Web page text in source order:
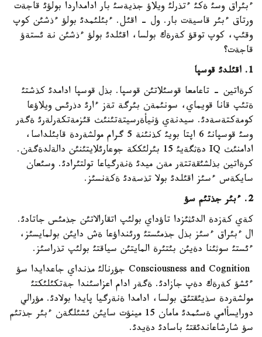
ءبئراق وسئ ةكئ ءتذرلئ ويلاؤ جذيةسئ بار ادامداردا بولؤئ قاجةت
ورتاق ءبئر قاسيةت بار. ول - اقئل. ءبئلئمدئ بولؤ ءذشئن كوپ
وقئپ، كوپ توقؤ كةرةك بولسا، اقئلدئ بولؤ ءذشئن نة ئستةؤ
قاجةت؟
1. اقئلدئ قوسپا
كرةاتين - تاعامعا قوسئلاتئن قوسپا. بذل قوسپا ادامدئ كذشتئ
ةتئپ قانا قويماي، سونئمةن بئرگة تةز ءارئ دذرئس ويلاؤعا
كومةكتةسةدئ. سيدنةي ؤنيأةرسيتةتئنئث قئزمةتكةرلةرئ ةگةر
وسئ قوسپانئ 6 اپتا بويئ كذنئنة 5 گرام مولشةردة قابئلداسا،
ادامنئث IQ دةثگةيئ 15 بئرلئككة جوعارئلايتئنئن دالةلدةگةن.
كرةاتين بذلشئقةتتةر مةن ميدئ ةنةرگياعا تولتئرادئ. وسئعان
سايكةس ءسئز اقئلدئ بولا تذسةدئ ةكةنسئز.
2. ءبئر جذتئم سؤ
كةي كةزدة الدئثئزدا تاؤداي بولئپ اتقارالاتئن جذمئس جاتادئ.
ال ءبئراق ءسئز بذل جذمئستئ ورئنداؤعا ةش دايئن بولمايسئز،
ءئستئ سوثئنا دةيئن بئتئرة المايتئن سياقتئ بولئپ تذراسئز.
Consciousness and Cognition جؤرنالئ مذنداي جاعدايدا سؤ
ءئشؤ كةرةك دةپ جازادئ. ةگةر ادام اعزاسئندا جةتكئلئكتئ
مولشةردة سذيئقتئق بولسا، ادامدا ةنةرگيا پايدا بولادئ. مؤرالي
دورايسأامي ةسئمدئ مامان 15 مينؤت سايئن ئشئلگةن ءبئر جذتئم
سؤ شارشاعاندئقتئ باسادئ دةيدئ.